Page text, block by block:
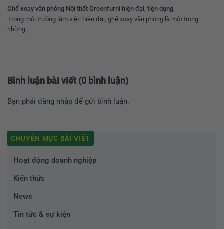
Ghế xoay văn phòng Nội thất Greenfurni hiện đại, tiện dụng
Trong môi trường làm việc hiện đại, ghế xoay văn phòng là một trong
những...
Bình luận bài viết (0 bình luận)
Bạn phải đăng nhập để gửi bình luận.
CHUYÊN MỤC BÀI VIẾT
Hoạt động doanh nghiệp
Kiến thức
News
Tin tức & sự kiện